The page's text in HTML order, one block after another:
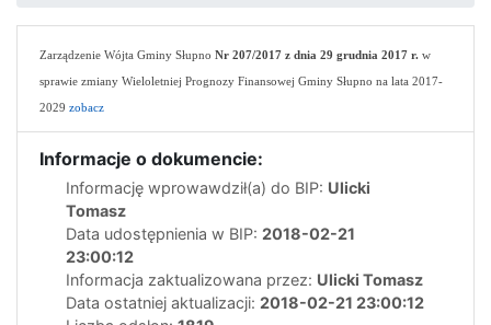
Zarządzenie Wójta Gminy Słupno Nr 207/2017 z dnia 29 grudnia 2017 r. w
sprawie zmiany Wieloletniej Prognozy Finansowej Gminy Słupno na lata 2017-
2029 zobacz
Informacje o dokumencie:
Informację wprowawdził(a) do BIP: Ulicki
Tomasz
Data udostępnienia w BIP: 2018-02-21
23:00:12
Informacja zaktualizowana przez: Ulicki Tomasz
Data ostatniej aktualizacji: 2018-02-21 23:00:12